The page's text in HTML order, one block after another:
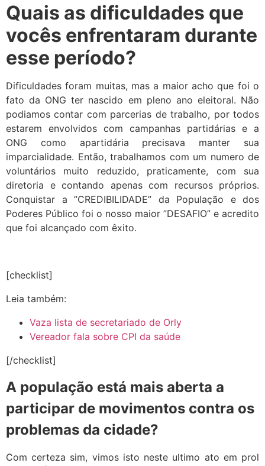
Quais as dificuldades que
vocês enfrentaram durante
esse período?
Dificuldades foram muitas, mas a maior acho que foi o
fato da ONG ter nascido em pleno ano eleitoral. Não
podiamos contar com parcerias de trabalho, por todos
estarem envolvidos com campanhas partidárias e a
ONG como apartidária precisava manter sua
imparcialidade. Então, trabalhamos com um numero de
voluntários muito reduzido, praticamente, com sua
diretoria e contando apenas com recursos próprios.
Conquistar a ”CREDIBILIDADE” da População e dos
Poderes Público foi o nosso maior ”DESAFIO” e acredito
que foi alcançado com êxito.
[checklist]
Leia também:
Vaza lista de secretariado de Orly
Vereador fala sobre CPI da saúde
[/checklist]
A população está mais aberta a
participar de movimentos contra os
problemas da cidade?
Com certeza sim, vimos isto neste ultimo ato em prol